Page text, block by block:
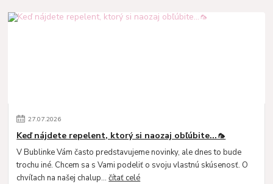
27.07.2026
Keď nájdete repelent, ktorý si naozaj obľúbite...🦟
V Bublinke Vám často predstavujeme novinky, ale dnes to bude
trochu iné. Chcem sa s Vami podeliť o svoju vlastnú skúsenosť. O
chvíľach na našej chalup...čítať celé